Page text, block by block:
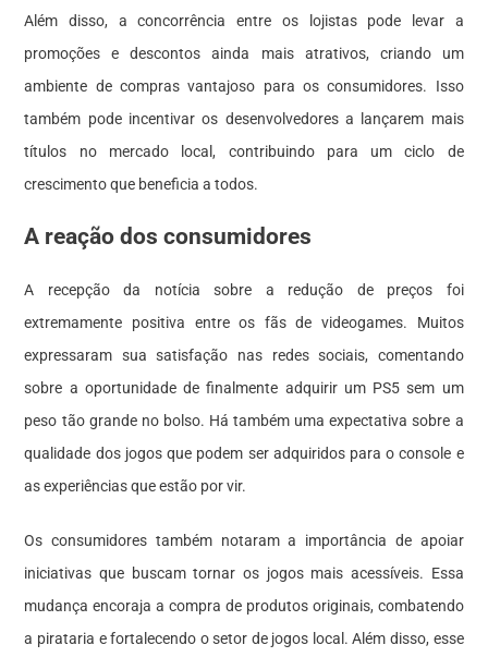
Além disso, a concorrência entre os lojistas pode levar a
promoções e descontos ainda mais atrativos, criando um
ambiente de compras vantajoso para os consumidores. Isso
também pode incentivar os desenvolvedores a lançarem mais
títulos no mercado local, contribuindo para um ciclo de
crescimento que beneficia a todos.
A reação dos consumidores
A recepção da notícia sobre a redução de preços foi
extremamente positiva entre os fãs de videogames. Muitos
expressaram sua satisfação nas redes sociais, comentando
sobre a oportunidade de finalmente adquirir um PS5 sem um
peso tão grande no bolso. Há também uma expectativa sobre a
qualidade dos jogos que podem ser adquiridos para o console e
as experiências que estão por vir.
Os consumidores também notaram a importância de apoiar
iniciativas que buscam tornar os jogos mais acessíveis. Essa
mudança encoraja a compra de produtos originais, combatendo
a pirataria e fortalecendo o setor de jogos local. Além disso, esse